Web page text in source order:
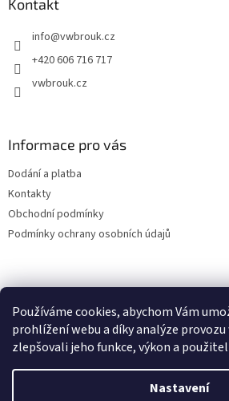
Používáme cookies, abychom Vám
prohlížení webu a díky analýze
zlepšovali jeho funkce, výkon a
Nastavení
Kontakt
info@vwbrouk.cz
+420 606 716 717
vwbrouk.cz
Informace pro vás
Dodání a platba
Kontakty
Obchodní podmínky
Podmínky ochrany osobních údajů
Vytvořil Shoptet